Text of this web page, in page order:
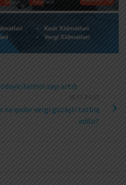
sayı artıb
NEXT POST
nə qədər vergi güzəşti tətbiq
edilir?